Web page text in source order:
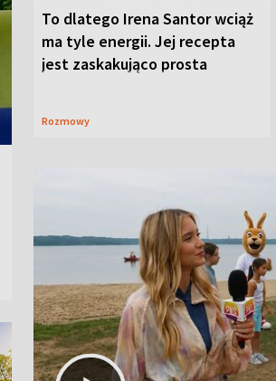
To dlatego Irena Santor wciąż
ma tyle energii. Jej recepta
jest zaskakująco prosta
Rozmowy